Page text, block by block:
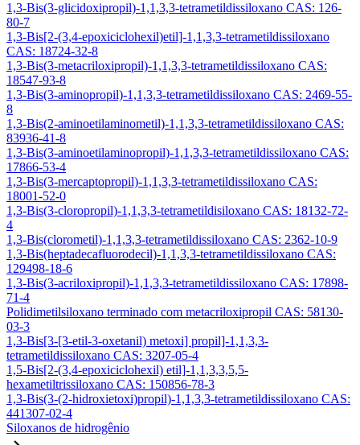
1,3-Bis(3-glicidoxipropil)-1,1,3,3-tetrametildissiloxano CAS: 126-
80-7
1,3-Bis[2-(3,4-epoxiciclohexil)etil]-1,1,3,3-tetrametildissiloxano
CAS: 18724-32-8
1,3-Bis(3-metacriloxipropil)-1,1,3,3-tetrametildissiloxano CAS:
18547-93-8
1,3-Bis(3-aminopropil)-1,1,3,3-tetrametildissiloxano CAS: 2469-55-
8
1,3-Bis(2-aminoetilaminometil)-1,1,3,3-tetrametildissiloxano CAS:
83936-41-8
1,3-Bis(3-aminoetilaminopropil)-1,1,3,3-tetrametildissiloxano CAS:
17866-53-4
1,3-Bis(3-mercaptopropil)-1,1,3,3-tetrametildissiloxano CAS:
18001-52-0
1,3-Bis(3-cloropropil)-1,1,3,3-tetrametildisiloxano CAS: 18132-72-
4
1,3-Bis(clorometil)-1,1,3,3-tetrametildissiloxano CAS: 2362-10-9
1,3-Bis(heptadecafluorodecil)-1,1,3,3-tetrametildissiloxano CAS:
129498-18-6
1,3-Bis(3-acriloxipropil)-1,1,3,3-tetrametildissiloxano CAS: 17898-
71-4
Polidimetilsiloxano terminado com metacriloxipropil CAS: 58130-
03-3
1,3-Bis[3-[3-etil-3-oxetanil) metoxi] propil]-1,1,3,3-
tetrametildissiloxano CAS: 3207-05-4
1,5-Bis[2-(3,4-epoxiciclohexil) etil]-1,1,3,3,5,5-
hexametiltrissiloxano CAS: 150856-78-3
1,3-Bis(3-(2-hidroxietoxi)propil)-1,1,3,3-tetrametildissiloxano CAS:
441307-02-4
Siloxanos de hidrogênio